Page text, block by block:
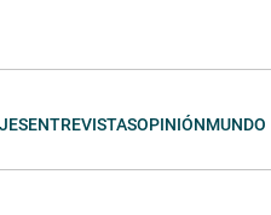
ENTREVISTASOPINIÓNMUNDO